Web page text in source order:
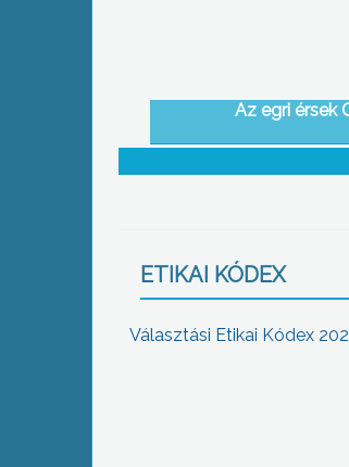
Az egri érsek
ETIKAI KÓDEX
Választási Etikai Kódex